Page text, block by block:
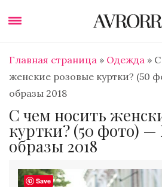
Главная страница » Одежда »
женские розовые куртки? (50
образы 2018
С чем носить
куртки? (50 фото)
образы 2018
Save